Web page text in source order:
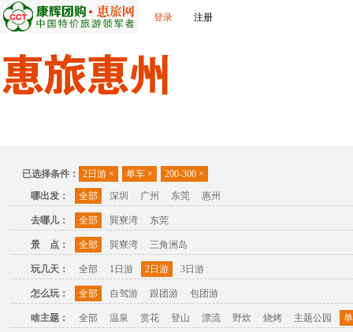
登录 注册
已选择条件： 2日游 × 单车 × 200-300 ×
哪出发：
全部 深圳 广州 东莞 惠州
去哪儿： 全部 巽寮湾 东莞
景 点： 全部 巽寮湾 三角洲岛
玩几天： 全部 1日游 2日游 3日游
怎么玩： 全部 自驾游 跟团游 包团游
啥主题： 全部 温泉 赏花 登山 漂流 野炊 烧烤 主题公园